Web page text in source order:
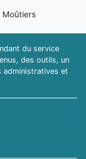
Moûtiers
du service
des outils, un
administratives et